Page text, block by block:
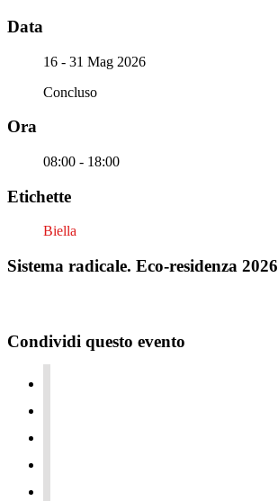
Data
16 - 31 Mag 2026
Concluso
Ora
08:00 - 18:00
Etichette
Biella
Sistema radicale. Eco-residenza 2026
Condividi questo evento